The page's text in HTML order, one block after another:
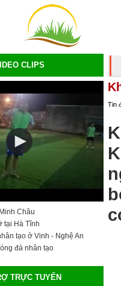
CLIPS
Châu
tại Hà Tĩnh
tạo ở Vinh - Nghệ An
đá nhân tạo
TRỰC TUYẾN
Tin